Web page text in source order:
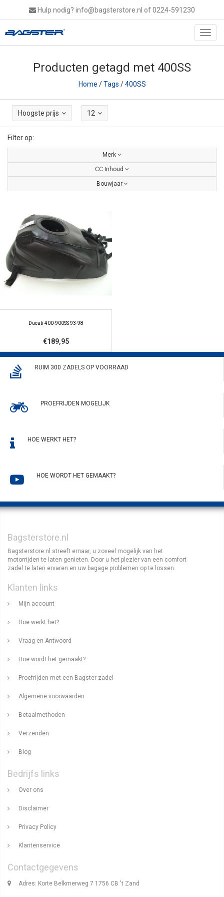
Hulp nodig? info@bagsterstore.nl of 0224-591230
Producten getagd met 400SS
Home /Tags /400SS
Hoogste prijs 12
Filter op:
Merk
CC Inhoud
Bouwjaar
Ducati 400-900SS 93-98
€189,95
RUIM 300 ZADELS OP VOORRAAD
PROEFRIJDEN MOGELIJK
HOE WERKT HET?
HOE WORDT HET GEMAAKT?
Bagsterstore.nl
Bagsterstore.nl streeft ernaar, u zoveel mogelijk van het
motorrijden te laten genieten. Door u het plezier van een comfort
zadel te laten ervaren en uw bagage problemen op te lossen.
Klanten links
Mijn account
Hoe werkt het?
Vraag en Antwoord
Hoe wordt het gemaakt?
Proefrijden met een Bagster zadel
Algemene voorwaarden
Betaalmethoden
Verzenden
Blog
Bedrijfs links
Over ons
Disclaimer
Privacy Policy
Klantenservice
Contactgegevens
Adres: Korte Belkmerweg 7 1756 CB 't Zand